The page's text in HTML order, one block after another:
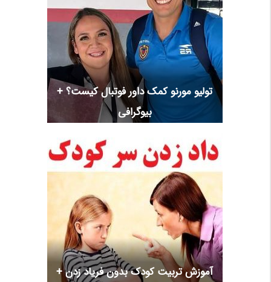
تولیو مورنو کمک داور فوتبال کیست؟ +
بیوگرافی
آموزش تربیت کودک بدون فریاد زدن +